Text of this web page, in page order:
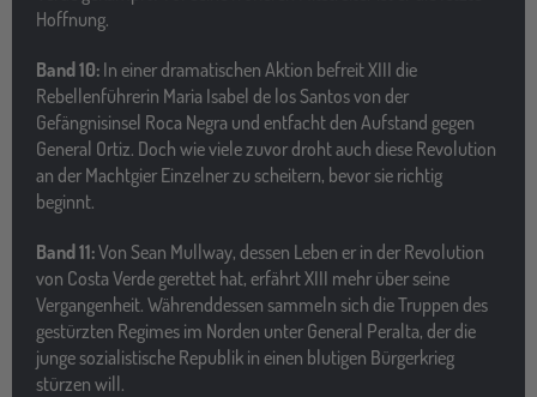
Hoffnung.
Band 10: In einer dramatischen Aktion befreit XIII die
Rebellenführerin Maria Isabel de los Santos von der
Gefängnisinsel Roca Negra und entfacht den Aufstand gegen
General Ortiz. Doch wie viele zuvor droht auch diese Revolution
an der Machtgier Einzelner zu scheitern, bevor sie richtig
beginnt.
Band 11:Von Sean Mullway, dessen Leben er in der Revolution
von Costa Verde gerettet hat, erfährt XIII mehr über seine
Vergangenheit. Währenddessen sammeln sich die Truppen des
gestürzten Regimes im Norden unter General Peralta, der die
junge sozialistische Republik in einen blutigen Bürgerkrieg
stürzen will.